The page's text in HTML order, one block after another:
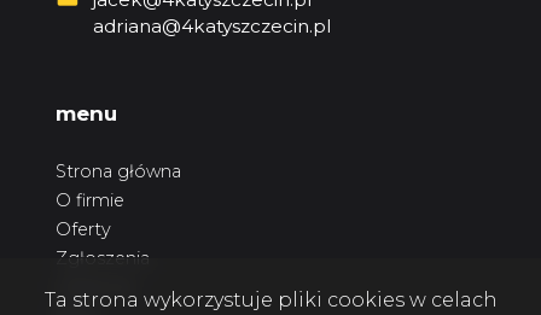
adriana@4katyszczecin.pl
menu
Strona główna
O firmie
Oferty
Zgłoszenia
Ta strona wykorzystuje pliki cookies w celach